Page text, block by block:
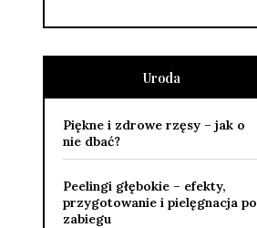
Uroda
Piękne i zdrowe rzęsy – jak o
nie dbać?
Peelingi głębokie – efekty,
przygotowanie i pielęgnacja po
zabiegu